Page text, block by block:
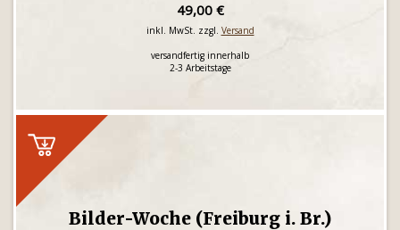
49,00 €
inkl. MwSt. zzgl. Versand
versandfertig innerhalb
2-3 Arbeitstage
Bilder-Woche (Freiburg i. Br.)